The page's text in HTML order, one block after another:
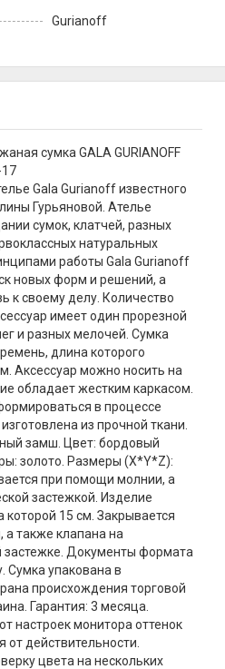
Gurianoff
сумка GALA GURIANOFF
Gala Gurianoff известного
Гурьяновой. Ателье
сумок, клатчей, разных
натуральных
работы Gala Gurianoff
новых форм и решений, а
к своему делу. Количество
имеет один прорезной
и разных мелочей. Сумка
длина которого
Аксессуар можно носить на
обладает жестким каркасом.
в процессе
из прочной ткани.
замш. Цвет: бордовый
золото. Размеры (X*Y*Z):
при помощи молнии, а
застежкой. Изделие
15 см. Закрывается
также клапана на
застежке. Документы формата
Сумка упакована в
происхождения торговой
Гарантия: 3 месяца.
настроек монитора оттенок
действительности.
цвета на нескольких